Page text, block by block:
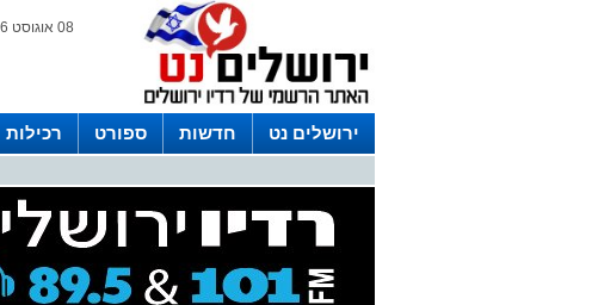
08 אוגוסט 2026 / 18:53
ירושלים נט חדשות ספורט רכילות